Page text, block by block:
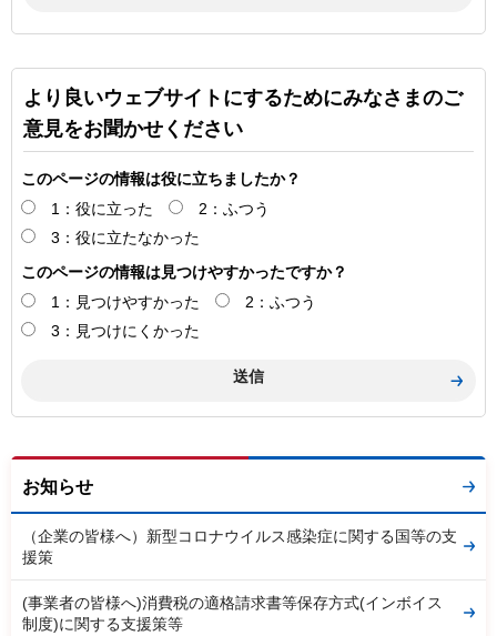
より良いウェブサイトにするためにみなさまのご
意見をお聞かせください
このページの情報は役に立ちましたか？
1：役に立った
2：ふつう
3：役に立たなかった
このページの情報は見つけやすかったですか？
1：見つけやすかった
2：ふつう
3：見つけにくかった
お知らせ
（企業の皆様へ）新型コロナウイルス感染症に関する国等の支
援策
(事業者の皆様へ)消費税の適格請求書等保存方式(インボイス
制度)に関する支援策等